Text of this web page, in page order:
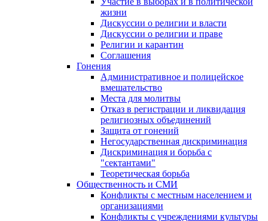
жизни
Дискуссии о религии и власти
Дискуссии о религии и праве
Религии и карантин
Соглашения
Гонения
Административное и полицейское
вмешательство
Места для молитвы
Отказ в регистрации и ликвидация
религиозных объединений
Защита от гонений
Негосударственная дискриминация
Дискриминация и борьба с
"сектантами"
Теоретическая борьба
Общественность и СМИ
Конфликты с местным населением и
организациями
Конфликты с учреждениями культуры